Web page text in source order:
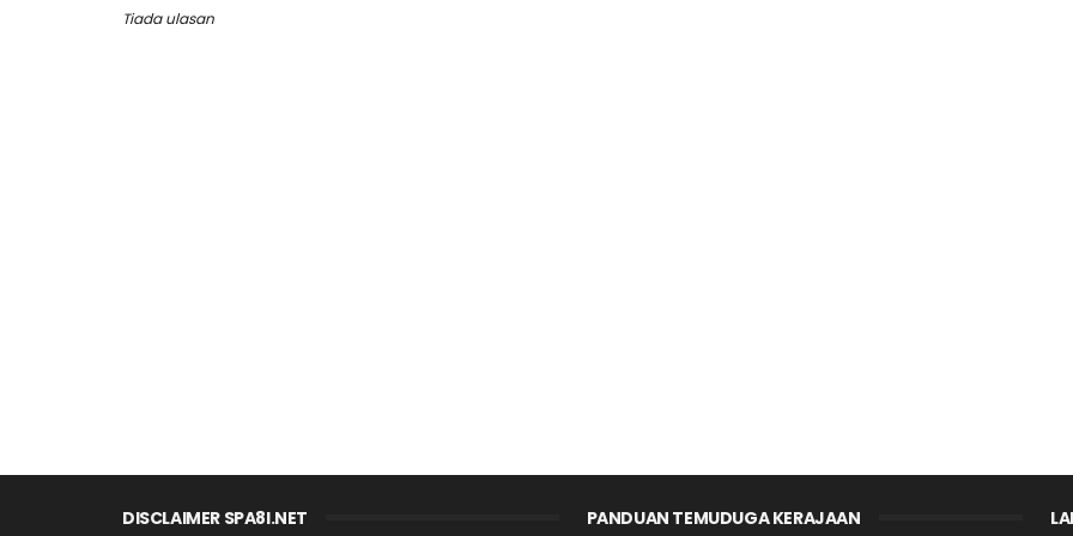
Tiada ulasan
DISCLAIMER SPA8I.NET PANDUAN TEMUDUGA KERAJAAN